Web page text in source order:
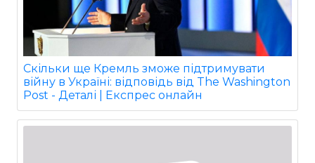
Скільки ще Кремль зможе підтримувати
війну в Україні: відповідь від The Washington
Post - Деталі | Експрес онлайн